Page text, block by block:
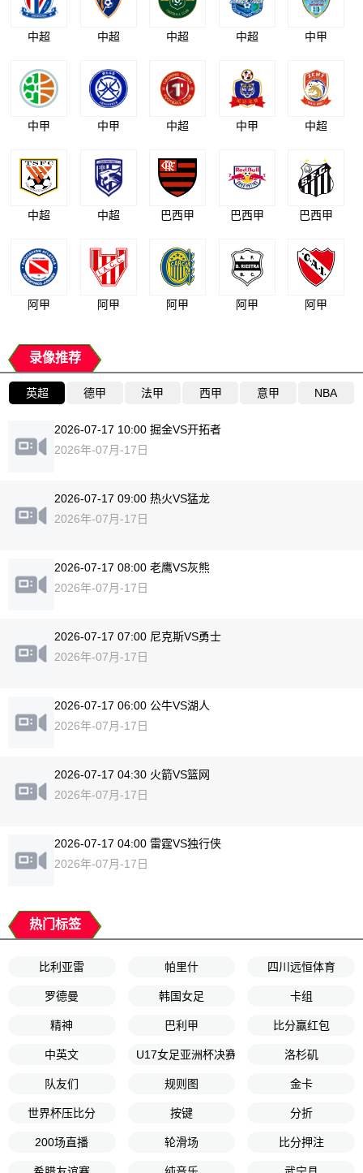
中超 中超 中超 中超 中甲
中甲 中甲 中超 中甲 中超
中超 中超 巴西甲 巴西甲 巴西甲
阿甲 阿甲 阿甲 阿甲 阿甲
录像推荐
英超 德甲 法甲 西甲 意甲 NBA
2026-07-17 10:00 掘金VS开拓者
2026年-07月-17日
2026-07-17 09:00 热火VS猛龙
2026年-07月-17日
2026-07-17 08:00 老鹰VS灰熊
2026年-07月-17日
2026-07-17 07:00 尼克斯VS勇士
2026年-07月-17日
2026-07-17 06:00 公牛VS湖人
2026年-07月-17日
2026-07-17 04:30 火箭VS篮网
2026年-07月-17日
2026-07-17 04:00 雷霆VS独行侠
2026年-07月-17日
热门标签
比利亚雷 帕里什 四川远恒体育
罗德曼 韩国女足 卡组
精神 巴利甲 比分赢红包
中英文 U17女足亚洲杯决赛 洛杉矶
队友们 规则图 金卡
世界杯压比分 按键 分折
200场直播 轮滑场 比分押注